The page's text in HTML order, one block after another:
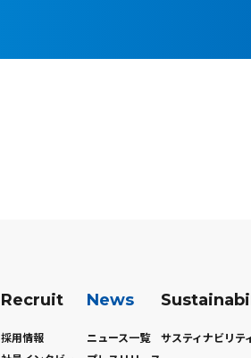
Recruit
採用情報
News
ニュース一覧
サスティナビリテ